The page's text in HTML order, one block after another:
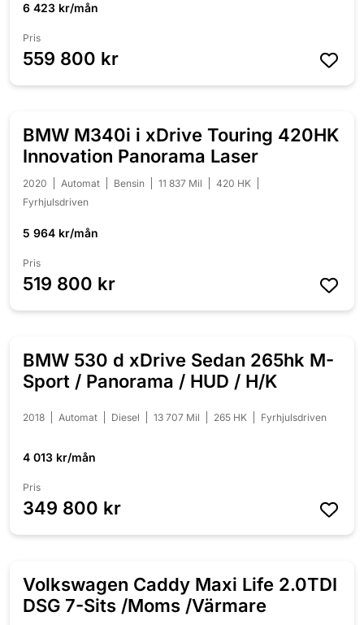
6 423 kr/mån
Pris
559 800 kr
NYINKOMMEN
BMW M340i i xDrive Touring 420HK
Innovation Panorama Laser
2020 Automat Bensin 11 837 Mil
420 HK
Fyrhjulsdriven
5 964 kr/mån
Pris
519 800 kr
NYINKOMMEN
BMW 530 d xDrive Sedan 265hk M-
Sport / Panorama / HUD / H/K
2018 Automat Diesel 13 707 Mil 265 HK Fyrhjulsdriven
4 013 kr/mån
Pris
349 800 kr
NYINKOMMEN
Volkswagen Caddy Maxi Life 2.0TDI
DSG 7-Sits /Moms /Värmare